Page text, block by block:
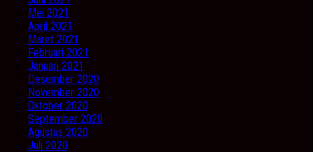
Mei 2021
April 2021
Maret 2021
Februari 2021
Januari 2021
Desember 2020
November 2020
Oktober 2020
September 2020
Agustus 2020
Juli 2020